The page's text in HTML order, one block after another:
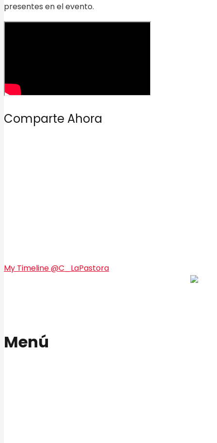
presentes en el evento.
Comparte Ahora
My Timeline @C_LaPastora
Menú